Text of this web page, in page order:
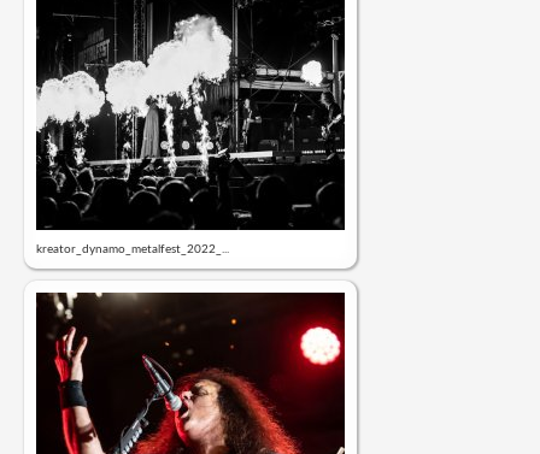
kreator_dynamo_metalfest_2022_...